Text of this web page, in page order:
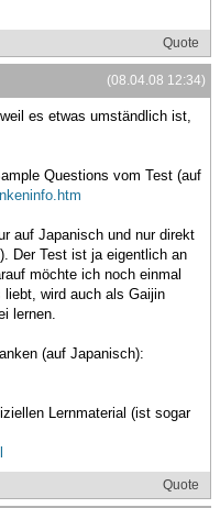
Quote
(08.04.08 12:34)
es etwas umständlich ist,
Questions vom Test (auf
auf Japanisch und nur direkt
Der Test ist ja eigentlich an
möchte ich noch einmal
wird auch als Gaijin
lernen.
(auf Japanisch):
Lernmaterial (ist sogar
Quote